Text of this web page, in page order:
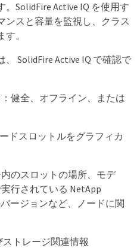
SolidFire Active IQ を使用す
ンスと容量を監視し、クラス
。
SolidFire Active IQ で確認で
健全、オフライン、または
ドスロットルをグラフィカ
のスロットの場所、モデ
行されている NetApp
ージョンなど、ノードに関
ストレージ関連情報